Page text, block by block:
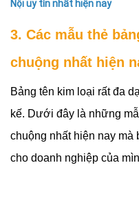
Nội uy tín nhất hiện nay
3. Các mẫu thẻ
chuộng nhất hiện
Bảng tên kim loại rất đa
kế. Dưới đây là những
chuộng nhất hiện nay mà
cho doanh nghiệp của